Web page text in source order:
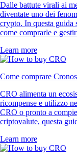
Dalle battute virali ai
diventate uno dei
crypto. In questa guida
come comprarle e
Learn more
Come comprare
CRO alimenta un
ricompense e utilizzo
CRO o pronto a
criptovalute, questa
Learn more